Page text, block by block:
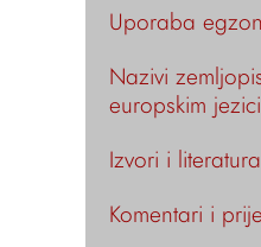
Uporaba
Nazivi
europskim
Izvori i literatura
Komentari i